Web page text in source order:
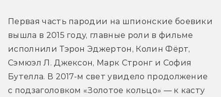
Первая часть пародии на шпионские боевики
вышла в 2015 году, главные роли в фильме
исполнили Тэрон Эджертон, Колин Фёрт,
Сэмюэл Л. Джексон, Марк Стронг и София
Бутелла. В 2017-м свет увидело продолжение
с подзаголовком «Золотое кольцо» — к касту